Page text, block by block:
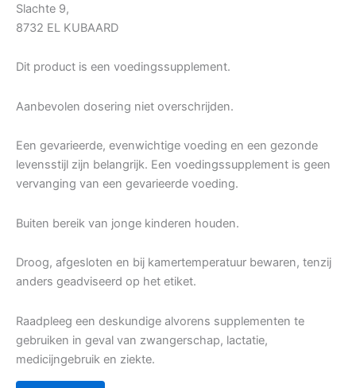
Slachte 9,
8732 EL KUBAARD
Dit product is een voedingssupplement.
Aanbevolen dosering niet overschrijden.
Een gevarieerde, evenwichtige voeding en een gezonde
levensstijl zijn belangrijk. Een voedingssupplement is geen
vervanging van een gevarieerde voeding.
Buiten bereik van jonge kinderen houden.
Droog, afgesloten en bij kamertemperatuur bewaren, tenzij
anders geadviseerd op het etiket.
Raadpleeg een deskundige alvorens supplementen te
gebruiken in geval van zwangerschap, lactatie,
medicijngebruik en ziekte.